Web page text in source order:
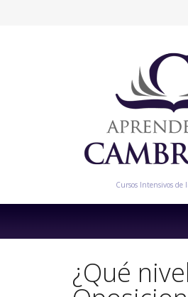
Cursos Intensivos de
¿Qué